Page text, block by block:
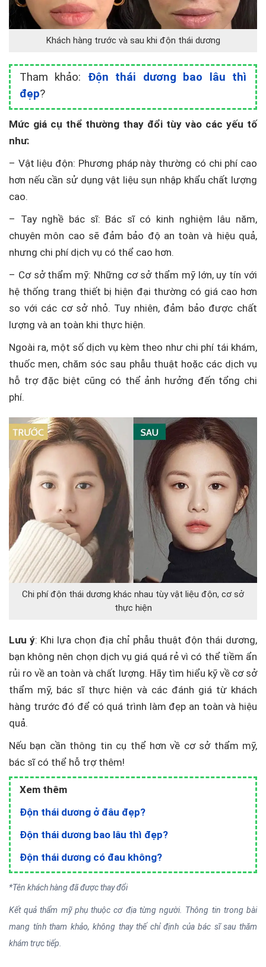
Khách hàng trước và sau khi độn thái dương
Tham khảo: Độn thái dương bao lâu thì
đẹp?
Mức giá cụ thể thường thay đổi tùy vào các yếu tố
như:
– Vật liệu độn: Phương pháp này thường có chi phí cao
hơn nếu cần sử dụng vật liệu sụn nhập khẩu chất lượng
cao.
– Tay nghề bác sĩ: Bác sĩ có kinh nghiệm lâu năm,
chuyên môn cao sẽ đảm bảo độ an toàn và hiệu quả,
nhưng chi phí dịch vụ có thể cao hơn.
– Cơ sở thẩm mỹ: Những cơ sở thẩm mỹ lớn, uy tín với
hệ thống trang thiết bị hiện đại thường có giá cao hơn
so với các cơ sở nhỏ. Tuy nhiên, đảm bảo được chất
lượng và an toàn khi thực hiện.
Ngoài ra, một số dịch vụ kèm theo như chi phí tái khám,
thuốc men, chăm sóc sau phẫu thuật hoặc các dịch vụ
hỗ trợ đặc biệt cũng có thể ảnh hưởng đến tổng chi
phí.
Chi phí độn thái dương khác nhau tùy vật liệu độn, cơ sở
thực hiện
Lưu ý: Khi lựa chọn địa chỉ phẫu thuật độn thái dương,
bạn không nên chọn dịch vụ giá quá rẻ vì có thể tiềm ẩn
rủi ro về an toàn và chất lượng. Hãy tìm hiểu kỹ về cơ sở
thẩm mỹ, bác sĩ thực hiện và các đánh giá từ khách
hàng trước đó để có quá trình làm đẹp an toàn và hiệu
quả.
Nếu bạn cần thông tin cụ thể hơn về cơ sở thẩm mỹ,
bác sĩ có thể hỗ trợ thêm!
Xem thêm
Độn thái dương ở đâu đẹp?
Độn thái dương bao lâu thì đẹp?
Độn thái dương có đau không?
*Tên khách hàng đã được thay đổi
Kết quả thẩm mỹ phụ thuộc cơ địa từng người. Thông tin trong bài
mang tính tham khảo, không thay thế chỉ định của bác sĩ sau thăm
khám trực tiếp.